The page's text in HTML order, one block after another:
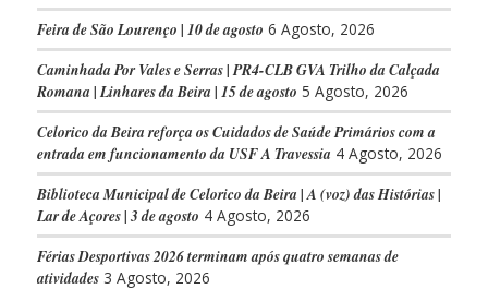
Feira de São Lourenço | 10 de agosto 6 Agosto, 2026
Caminhada Por Vales e Serras | PR4-CLB GVA Trilho da Calçada
Romana | Linhares da Beira | 15 de agosto 5 Agosto, 2026
Celorico da Beira reforça os Cuidados de Saúde Primários com a
entrada em funcionamento da USF A Travessia 4 Agosto, 2026
Biblioteca Municipal de Celorico da Beira | A (voz) das Histórias |
Lar de Açores | 3 de agosto 4 Agosto, 2026
Férias Desportivas 2026 terminam após quatro semanas de
atividades 3 Agosto, 2026